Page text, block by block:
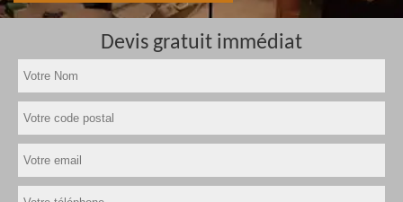
Devis gratuit immédiat